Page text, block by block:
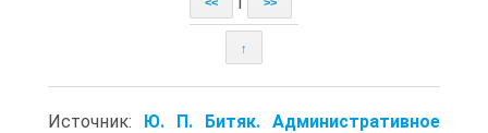
↑
Источник: Ю. П. Битяк. Административное